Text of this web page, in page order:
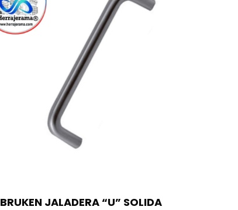
BRUKEN JALADERA “U” SOLIDA